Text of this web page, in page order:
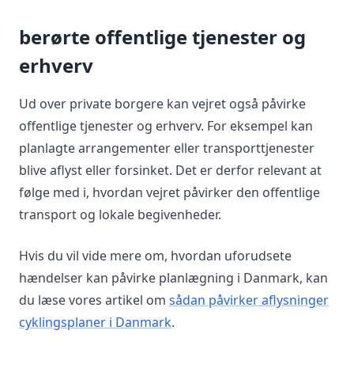
berørte offentlige tjenester og
erhverv
Ud over private borgere kan vejret også påvirke
offentlige tjenester og erhverv. For eksempel kan
planlagte arrangementer eller transporttjenester
blive aflyst eller forsinket. Det er derfor relevant at
følge med i, hvordan vejret påvirker den offentlige
transport og lokale begivenheder.
Hvis du vil vide mere om, hvordan uforudsete
hændelser kan påvirke planlægning i Danmark, kan
du læse vores artikel om sådan påvirker aflysninger
cyklingsplaner i Danmark.